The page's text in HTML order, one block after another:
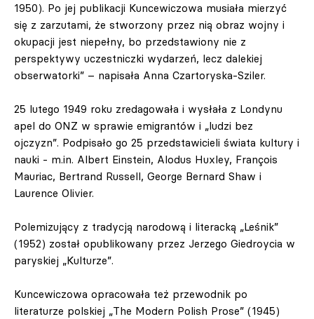
1950). Po jej publikacji Kuncewiczowa musiała mierzyć
się z zarzutami, że stworzony przez nią obraz wojny i
okupacji jest niepełny, bo przedstawiony nie z
perspektywy uczestniczki wydarzeń, lecz dalekiej
obserwatorki” – napisała Anna Czartoryska-Sziler.
25 lutego 1949 roku zredagowała i wysłała z Londynu
apel do ONZ w sprawie emigrantów i „ludzi bez
ojczyzn”. Podpisało go 25 przedstawicieli świata kultury i
nauki - m.in. Albert Einstein, Alodus Huxley, François
Mauriac, Bertrand Russell, George Bernard Shaw i
Laurence Olivier.
Polemizujący z tradycją narodową i literacką „Leśnik”
(1952) został opublikowany przez Jerzego Giedroycia w
paryskiej „Kulturze”.
Kuncewiczowa opracowała też przewodnik po
literaturze polskiej „The Modern Polish Prose” (1945)